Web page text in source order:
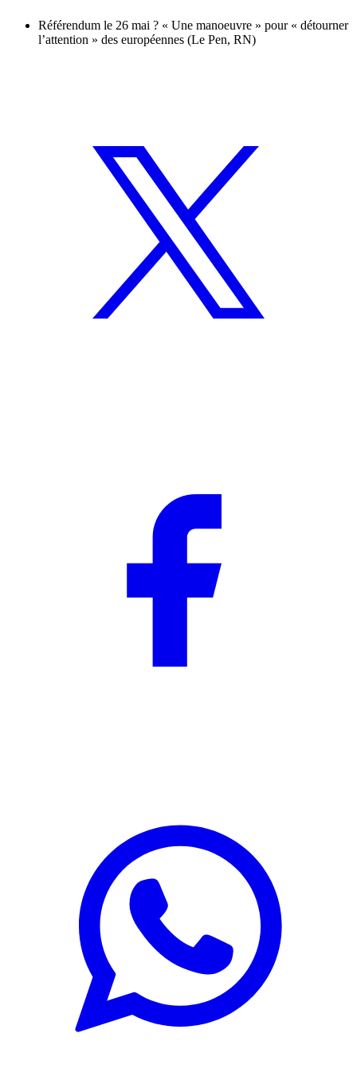
Référendum le 26 mai ? « Une manoeuvre » pour « détourner
l’attention » des européennes (Le Pen, RN)